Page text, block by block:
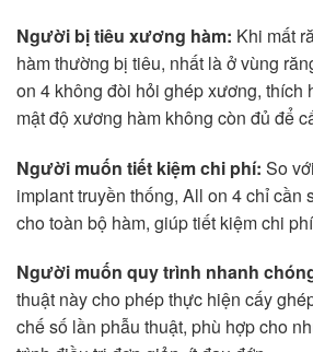
Người bị tiêu xương hàm: Khi mất
hàm thường bị tiêu, nhất là ở vùng
on 4 không đòi hỏi ghép xương, thích
mật độ xương hàm không còn đủ để
Người muốn tiết kiệm chi phí: So
implant truyền thống, All on 4 chỉ cần
cho toàn bộ hàm, giúp tiết kiệm chi
Người muốn quy trình nhanh
thuật này cho phép thực hiện cấy
chế số lần phẫu thuật, phù hợp cho